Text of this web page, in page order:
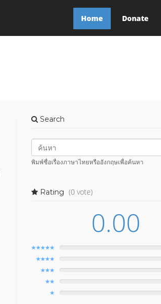
Home Donate
Search
พิมพ์ชื่อเรื่องภาษาไทยหรืออังกฤษเพื่อค้นหา
Rating (0 vote)
0.00